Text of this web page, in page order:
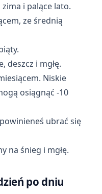
i palące lato.
ze średnią
deszcz i mgłę.
Niskie
osiągnąć -10
ubrać się
na śnieg i mgłę.
po dniu